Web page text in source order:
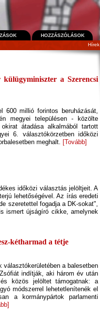
HOZZÁSZÓLÁSOK
Hírek
a Szerencsi
600 millió forintos beruházását,
megyei településen - közölte
átadása alkalmából tartott
6. választókörzetben időközi
meghalt. [Tovább]
időközi választás jelöltjeit. A
lehetőségével. Az írás eredeti
szeretettel fogadja a DK-sokat",
ismert újságíró cikke, amelynek
kétharmad a tétje
választókerületében a balesetben
indítják, aki három év után
közös jelöltet támogatnak: a
módszerrel lehetetlenítenék el
a kormánypártok parlamenti